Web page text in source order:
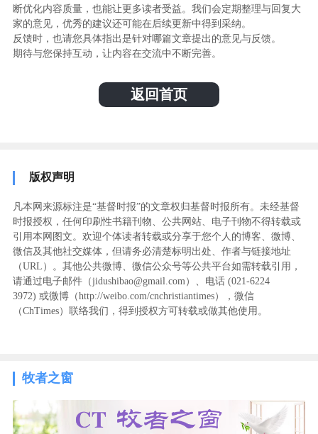
断优化内容质量，也能让更多读者受益。我们会定期整理与回复大
家的意见，优秀的建议还可能在后续更新中得到采纳。
反馈时，也请您具体指出是针对哪篇文章提出的意见与反馈。
期待与您保持互动，让内容在交流中不断完善。
返回首页
版权声明
凡本网来源标注是“基督时报”的文章权归基督时报所有。未经基督
时报授权，任何印刷性书籍刊物、公共网站、电子刊物不得转载或
引用本网图文。欢迎个体读者转载或分享于您个人的博客、微博、
微信及其他社交媒体，但请务必清楚标明出处、作者与链接地址
（URL）。其他公共微博、微信公众号等公共平台如需转载引用，
请通过电子邮件（jidushibao@gmail.com）、电话 (021-6224
3972) ‬或微博（http://weibo.com/cnchristiantimes），微信
（ChTimes）联络我们，得到授权方可转载或做其他使用。
牧者之窗